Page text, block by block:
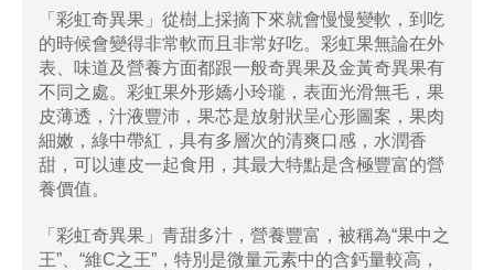
「​​​​​彩虹奇異果」從樹上採摘下來就會慢慢變軟，到吃
的時候會變得非常軟而且非常好吃。彩虹果無論在外
表、味道及營養方面都跟一般奇異果及金黃奇異果有
不同之處。彩虹果外形嬌小玲瓏，表面光滑無毛，果
皮薄透，汁液豐沛，果芯是放射狀呈心形圖案，果肉
細嫩，綠中帶紅，具有多層次的清爽口感，水潤香
甜，可以連皮一起食用，其最大特點是含極豐富的營
養價值。
「​​​彩虹奇異果」青甜多汁，營養豐富，被稱為“果中之
王”、“維C之王”，特別是微量元素中的含鈣量較高，